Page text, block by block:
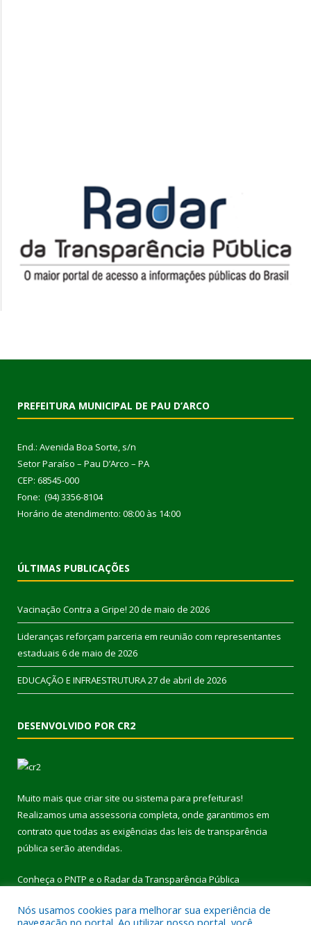
PREFEITURA MUNICIPAL DE PAU D’ARCO
End.: Avenida Boa Sorte, s/n
Setor Paraíso – Pau D’Arco – PA
CEP: 68545-000
Fone: (94) 3356-8104
Horário de atendimento: 08:00 às 14:00
ÚLTIMAS PUBLICAÇÕES
Vacinação Contra a Gripe! 20 de maio de 2026
Lideranças reforçam parceria em reunião com representantes
estaduais 6 de maio de 2026
EDUCAÇÃO E INFRAESTRUTURA27 de abril de 2026
DESENVOLVIDO POR CR2
Muito mais que criar site ou sistema para prefeituras!
Realizamos uma assessoria completa, onde garantimos em
contrato que todas as exigências das leis de transparência
pública serão atendidas.
Conheça o PNTP e o Radar da Transparência Pública
Nós usamos cookies para melhorar sua experiência de
navegação no portal. Ao utilizar nosso portal, você